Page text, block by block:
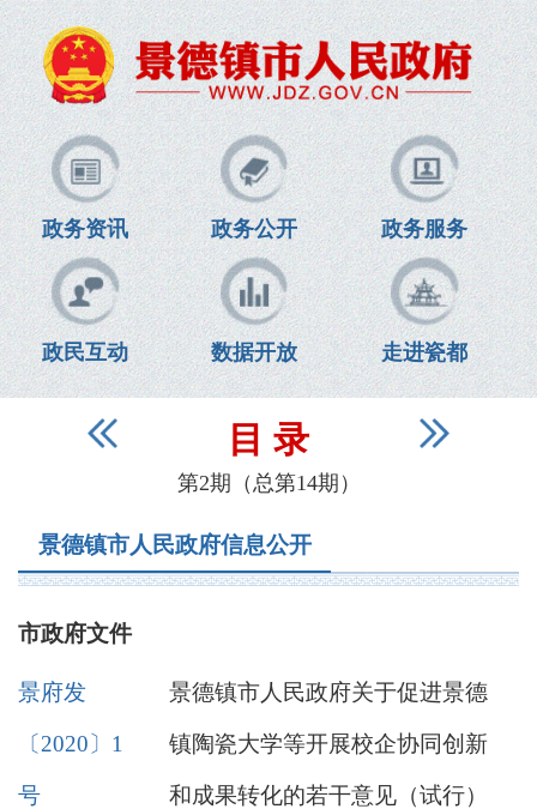
政务资讯 政务公开 政务服务
政民互动 数据开放 走进瓷都
目 录
第2期（总第14期）
景德镇市人民政府信息公开
市政府文件
景府发
〔2020〕1
号
景德镇市人民政府关于促进景德
镇陶瓷大学等开展校企协同创新
和成果转化的若干意见（试行）